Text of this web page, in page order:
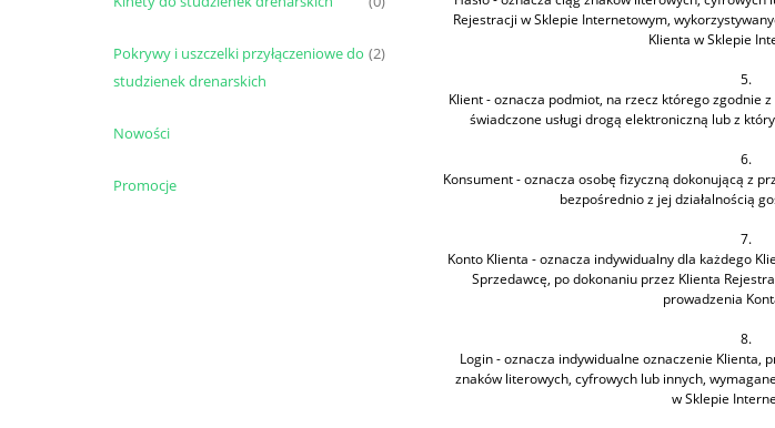
Pokrywy i uszczelki przyłączeniowe do
studzienek drenarskich
(2)
Nowości
Promocje
Rejestracji w Sklepie Internetowym,
Klienta w Sklepie
5.
Klient - oznacza podmiot, na rzecz którego zgodnie
świadczone usługi drogą elektroniczną lub z
6.
Konsument - oznacza osobę fizyczną dokonującą z
bezpośrednio z jej działalnością
7.
Konto Klienta - oznacza indywidualny dla każdego
Sprzedawcę, po dokonaniu przez Klienta
prowadzenia
8.
Login - oznacza indywidualne oznaczenie Klienta,
znaków literowych, cyfrowych lub innych,
w Sklepie